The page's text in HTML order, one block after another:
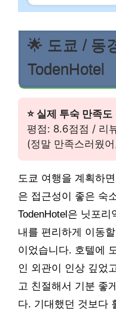
🌟 도쿄 / 동
TodenHotel
⭐ 실제 투숙 만족도
평점: 8.6점점 / 리
(정말 만족스러웠
도쿄 여행을 계획하
은 접근성이 좋은 숙
TodenHotel은 닛포리
내를 편리하게 이동
이었습니다. 호텔에
인 외관이 인상 깊었
고 친절해서 기분 좋
다. 기대했던 것보다